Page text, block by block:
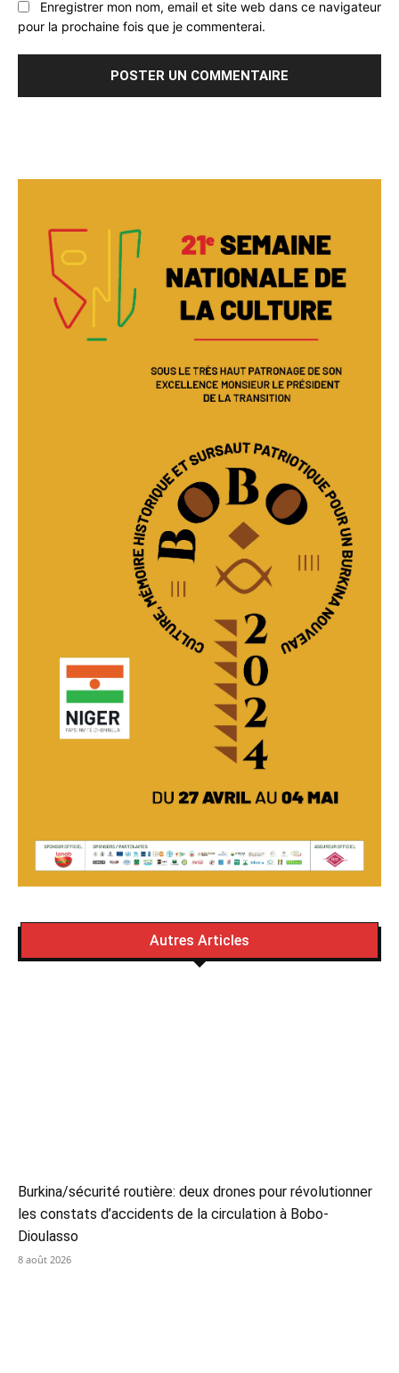
Enregistrer mon nom, email et site web dans ce navigateur
pour la prochaine fois que je commenterai.
Autres Articles
Burkina/sécurité routière: deux drones pour révolutionner
les constats d’accidents de la circulation à Bobo-
Dioulasso
8 août 2026